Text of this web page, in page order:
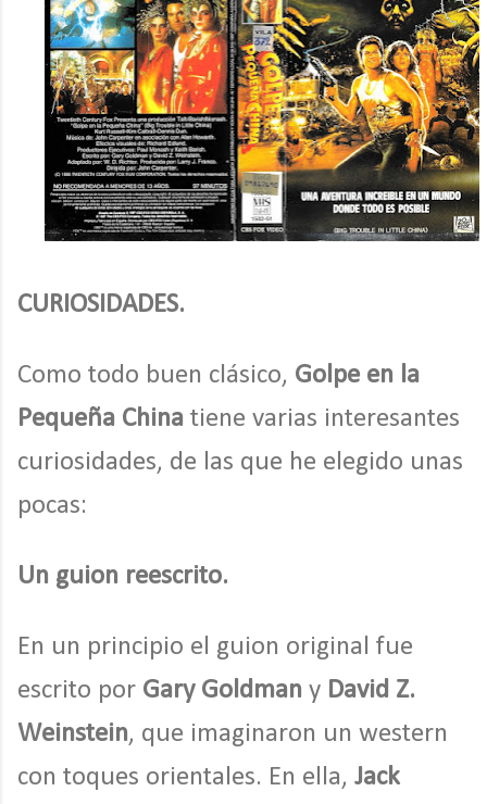
CURIOSIDADES.
Como todo buen clásico, Golpe en la
Pequeña China tiene varias interesantes
curiosidades, de las que he elegido unas
pocas:
Un guion reescrito.
En un principio el guion original fue
escrito por Gary Goldman y David Z.
Weinstein, que imaginaron un western
con toques orientales. En ella, Jack